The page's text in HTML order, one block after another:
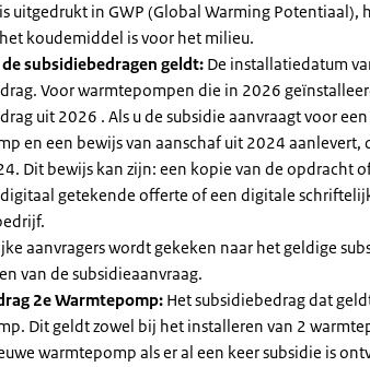
uitgedrukt in GWP (Global Warming Potentiaal),
koudemiddel is voor het milieu.
subsidiebedragen geldt: De installatiedatum
Voor warmtepompen die in 2026
uit 2026 . Als u de subsidie aanvraagt voor
en een bewijs van aanschaf uit 2024 aanlevert,
Dit bewijs kan zijn: een kopie van de opdracht
getekende offerte of een digitale
aanvragers wordt gekeken naar het geldige
van de subsidieaanvraag.
2e Warmtepomp: Het subsidiebedrag dat
Dit geldt zowel bij het installeren van 2
warmtepomp als er al een keer subsidie is